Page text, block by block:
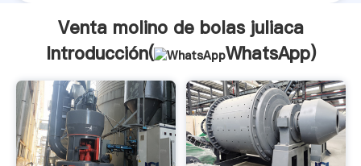
Venta molino de bolas juliaca
Introducción(
WhatsApp)